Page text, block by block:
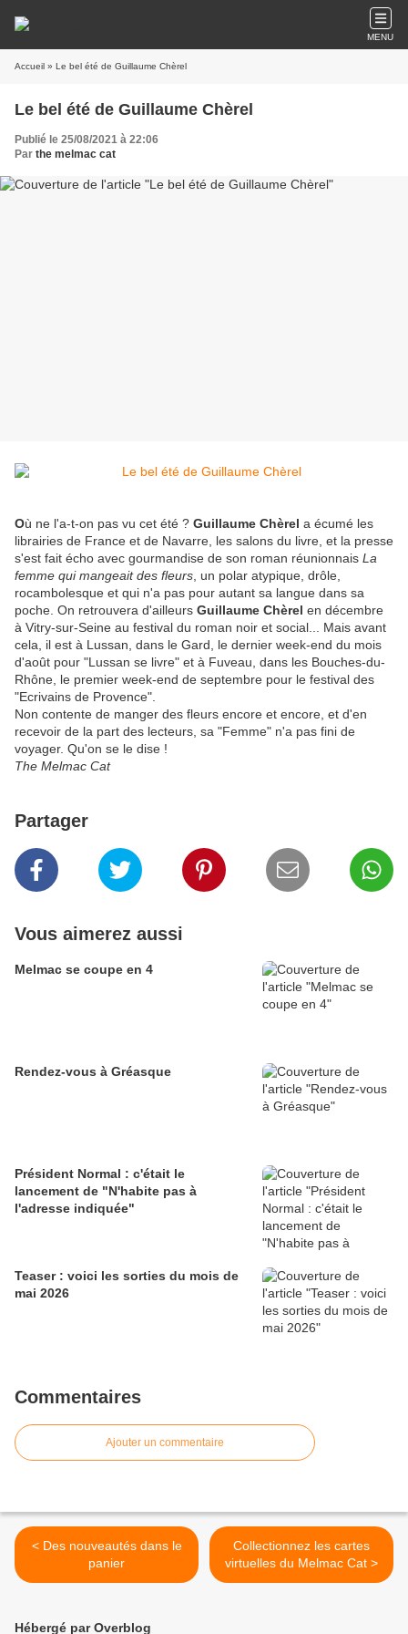
MENU
Accueil » Le bel été de Guillaume Chèrel
Le bel été de Guillaume Chèrel
Publié le 25/08/2021 à 22:06
Par the melmac cat
Où ne l'a-t-on pas vu cet été ? Guillaume Chèrel a écumé les
librairies de France et de Navarre, les salons du livre, et la presse
s'est fait écho avec gourmandise de son roman réunionnais La
femme qui mangeait des fleurs , un polar atypique, drôle,
rocambolesque et qui n'a pas pour autant sa langue dans sa
poche. On retrouvera d'ailleurs Guillaume Chèrel en décembre
à Vitry-sur-Seine au festival du roman noir et social... Mais avant
cela, il est à Lussan, dans le Gard, le dernier week-end du mois
d'août pour "Lussan se livre" et à Fuveau, dans les Bouches-du-
Rhône, le premier week-end de septembre pour le festival des
"Ecrivains de Provence".
Non contente de manger des fleurs encore et encore, et d'en
recevoir de la part des lecteurs, sa "Femme" n'a pas fini de
voyager. Qu'on se le dise !
The Melmac Cat
Partager
Vous aimerez aussi
Melmac se coupe en 4
Rendez-vous à Gréasque
Président Normal : c'était le
lancement de "N'habite pas à
l'adresse indiquée"
Teaser : voici les sorties du mois de
mai 2026
Commentaires
Ajouter un commentaire
< Des nouveautés dans le
panier
Collectionnez les cartes
virtuelles du Melmac Cat >
Hébergé par Overblog